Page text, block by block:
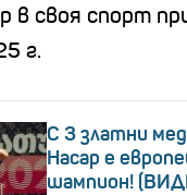
в своя спорт
г.
С 3 златни
Насар е
шампион!